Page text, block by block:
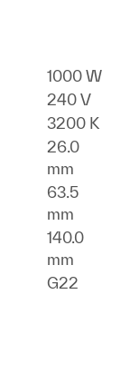
1000 W
240 V
3200 K
26.0
mm
63.5
mm
140.0
mm
G22